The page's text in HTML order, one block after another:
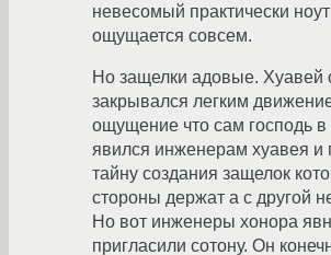
невесомый практически
ощущается совсем.
Но защелки адовые. Хуавей
закрывался легким
ощущение что сам господь
явился инженерам хуавея и
тайну создания защелок
стороны держат а с другой
Но вот инженеры хонора
пригласили сотону. Он